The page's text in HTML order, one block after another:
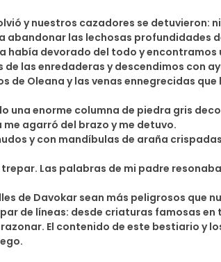
y nuestros cazadores se detuvieron:
las lechosas profundidades
había devorado del todo y
las enredaderas y descendimos con
Oleana y las venas ennegrecidas
una enorme columna de piedra gris
agarró del brazo y me detuvo.
y con mandíbulas de araña
Las palabras de mi padre
de Davokar sean más peligrosos que
de líneas: desde criaturas famosas
El contenido de este bestiario y